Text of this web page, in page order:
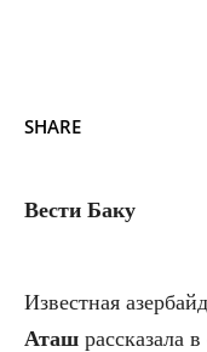
SHARE
Вести Баку
Известная
Аташ рассказала